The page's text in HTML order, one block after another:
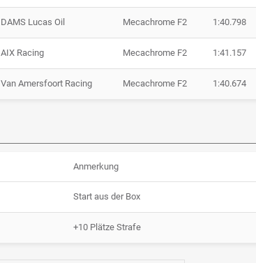
DAMS Lucas Oil Mecachrome F2 1:40.798
AIX Racing Mecachrome F2 1:41.157
Van Amersfoort Racing Mecachrome F2 1:40.674
Anmerkung
Start aus der Box
+10 Plätze Strafe